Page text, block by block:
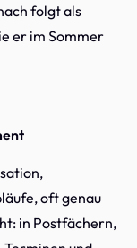
folgt als
er im Sommer
oft genau
in Postfächern,